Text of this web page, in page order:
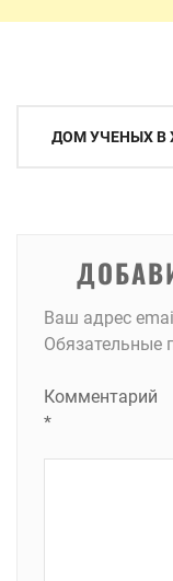
Навигация
ДОМ УЧЕНЫХ В
Ваш адрес
Обязательные
Комментарий
*